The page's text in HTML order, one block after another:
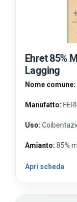
Ehret 85%
Lagging
Nome comune:
Manufatto:
Uso:
Amianto: 85%
Apri scheda